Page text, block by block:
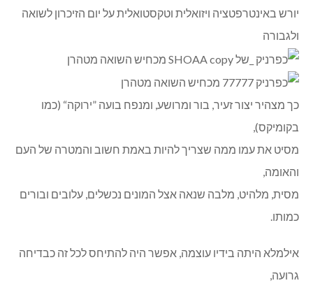
יורש באינטרפטציה ויזואלית וטקסטואלית על יום הזיכרון לשואה
ולגבורה
כך מצהיר יצור זעיר, בור ומרושע, ומנפח בועה ”ירוקה“ (כמו
בקומיקס),
מסיט את עמו ממה שצריך להיות באמת חשוב והמטרה של העם
והאומה,
מסית, מלהיט, מלבה שנאה אצל המונים נכשלים, עלובים ובורים
כמותו.
אילמלא היתה בידיו עוצמה, אפשר היה להתיחס לכל זה כבדיחה
גרועה,